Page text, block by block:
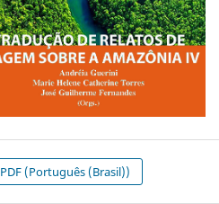
PDF (Português (Brasil))